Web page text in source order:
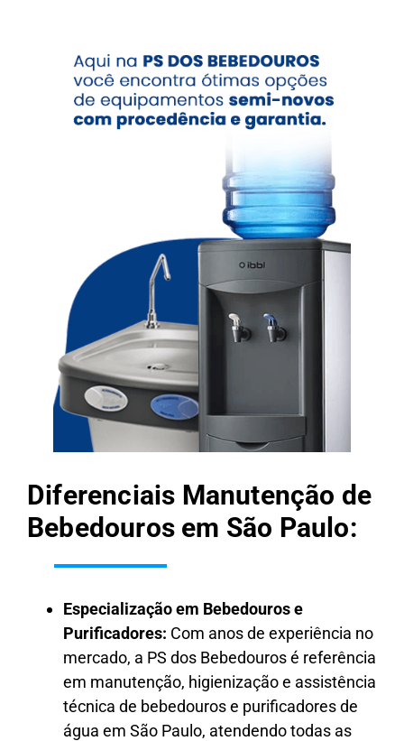
Diferenciais Manutenção de
Bebedouros em São Paulo:
Especialização em Bebedouros e
Purificadores: Com anos de experiência no
mercado, a PS dos Bebedouros é referência
em manutenção, higienização e assistência
técnica de bebedouros e purificadores de
água em São Paulo, atendendo todas as